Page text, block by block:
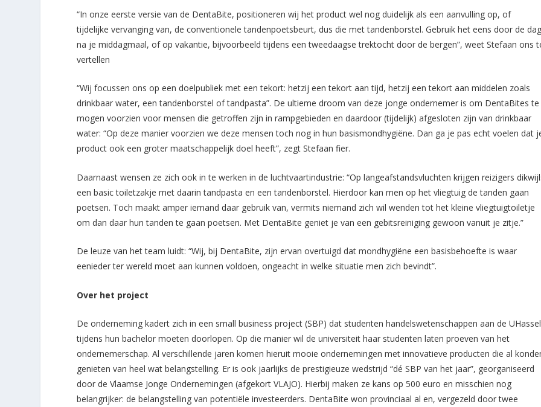
“In onze eerste versie van de DentaBite, positioneren wij het product wel nog duidelijk als een aanvulling op, of
tijdelijke vervanging van, de conventionele tandenpoetsbeurt, dus die met tandenborstel. Gebruik het eens door de
na je middagmaal, of op vakantie, bijvoorbeeld tijdens een tweedaagse trektocht door de bergen”, weet Stefaan ons
vertellen
“Wij focussen ons op een doelpubliek met een tekort: hetzij een tekort aan tijd, hetzij een tekort aan middelen zoals
drinkbaar water, een tandenborstel of tandpasta”. De ultieme droom van deze jonge ondernemer is om DentaBites te
mogen voorzien voor mensen die getroffen zijn in rampgebieden en daardoor (tijdelijk) afgesloten zijn van drinkbaar
water: “Op deze manier voorzien we deze mensen toch nog in hun basismondhygiëne. Dan ga je pas echt voelen dat
product ook een groter maatschappelijk doel heeft”, zegt Stefaan fier.
Daarnaast wensen ze zich ook in te werken in de luchtvaartindustrie: “Op langeafstandsvluchten krijgen reizigers
een basic toiletzakje met daarin tandpasta en een tandenborstel. Hierdoor kan men op het vliegtuig de tanden gaan
poetsen. Toch maakt amper iemand daar gebruik van, vermits niemand zich wil wenden tot het kleine vliegtuigtoiletje
om dan daar hun tanden te gaan poetsen. Met DentaBite geniet je van een gebitsreiniging gewoon vanuit je zitje.”
De leuze van het team luidt: “Wij, bij DentaBite, zijn ervan overtuigd dat mondhygiëne een basisbehoefte is waar
eenieder ter wereld moet aan kunnen voldoen, ongeacht in welke situatie men zich bevindt”.
Over het project
De onderneming kadert zich in een small business project (SBP) dat studenten handelswetenschappen aan de
tijdens hun bachelor moeten doorlopen. Op die manier wil de universiteit haar studenten laten proeven van het
ondernemerschap. Al verschillende jaren komen hieruit mooie ondernemingen met innovatieve producten die al
genieten van heel wat belangstelling. Er is ook jaarlijks de prestigieuze wedstrijd “dé SBP van het jaar”, georganiseerd
door de Vlaamse Jonge Ondernemingen (afgekort VLAJO). Hierbij maken ze kans op 500 euro en misschien nog
belangrijker: de belangstelling van potentiële investeerders. DentaBite won provinciaal al en, vergezeld door twee